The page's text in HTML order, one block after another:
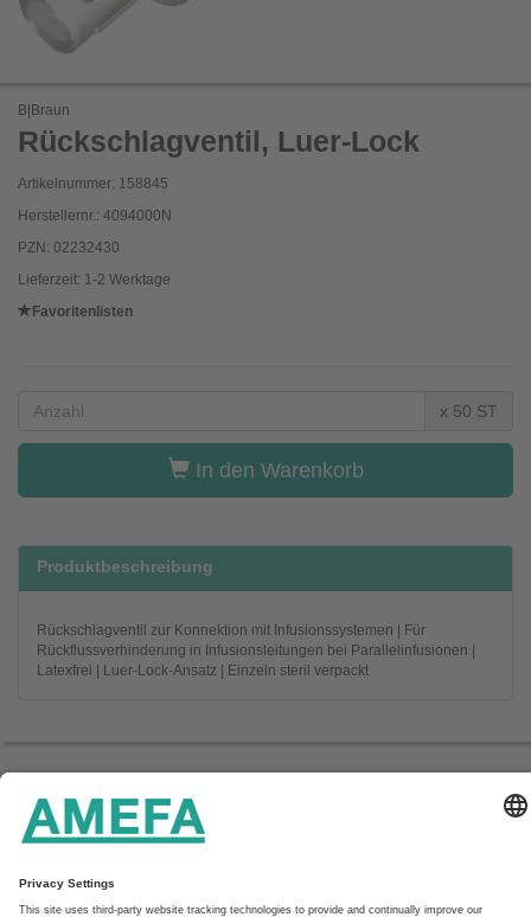
B|Braun
Rückschlagventil, Luer-Lock
Artikelnummer: 158845
Herstellernr.: 4094000N
PZN: 02232430
Lieferzeit: 1-2 Werktage
Favoritenlisten
x 50 ST
In den Warenkorb
Produktbeschreibung
Rückschlagventil zur Konnektion mit Infusionssystemen | Für
Rückflussverhinderung in Infusionsleitungen bei Parallelinfusionen |
Latexfrei | Luer-Lock-Ansatz | Einzeln steril verpackt
Startseite Unternehmen
Impressum & Datenschutz
In den Fritzenstücker 9-11